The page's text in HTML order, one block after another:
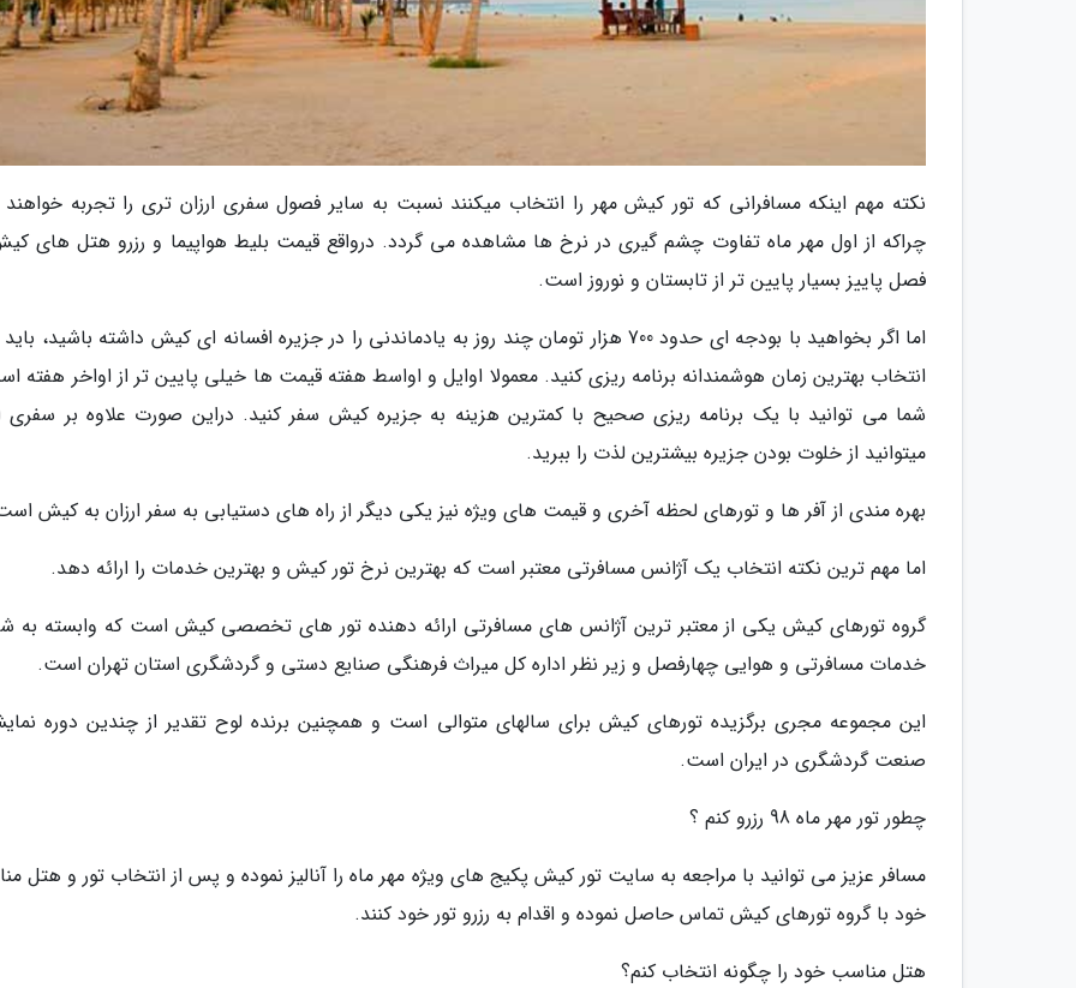
نکته مهم اینکه مسافرانی که تور کیش مهر را انتخاب میکنند نسبت به سایر فصول سفری ارزان تری را تجربه
چراکه از اول مهر ماه تفاوت چشم گیری در نرخ ها مشاهده می گردد. درواقع قیمت بلیط هواپیما و رزرو هتل های
فصل پاییز بسیار پایین تر از تابستان و نوروز است.
اما اگر بخواهید با بودجه ای حدود 700 هزار تومان چند روز به یادماندنی را در جزیره افسانه ای کیش داشته باشید،
انتخاب بهترین زمان هوشمندانه برنامه ریزی کنید. معمولا اوایل و اواسط هفته قیمت ها خیلی پایین تر از اواخر هفته
شما می توانید با یک برنامه ریزی صحیح با کمترین هزینه به جزیره کیش سفر کنید. دراین صورت علاوه بر سفری
میتوانید از خلوت بودن جزیره بیشترین لذت را ببرید.
بهره مندی از آفر ها و تورهای لحظه آخری و قیمت های ویژه نیز یکی دیگر از راه های دستیابی به سفر ارزان به کیش
اما مهم ترین نکته انتخاب یک آژانس مسافرتی معتبر است که بهترین نرخ تور کیش و بهترین خدمات را ارائه دهد.
گروه تورهای کیش یکی از معتبر ترین آژانس های مسافرتی ارائه دهنده تور های تخصصی کیش است که وابسته به
خدمات مسافرتی و هوایی چهارفصل و زیر نظر اداره کل میراث فرهنگی صنایع دستی و گردشگری استان تهران است.
این مجموعه مجری برگزیده تورهای کیش برای سالهای متوالی است و همچنین برنده لوح تقدیر از چندین دوره
صنعت گردشگری در ایران است.
چطور تور مهر ماه 98 رزرو کنم ؟
مسافر عزیز می توانید با مراجعه به سایت تور کیش پکیج های ویژه مهر ماه را آنالیز نموده و پس از انتخاب تور و هتل
خود با گروه تورهای کیش تماس حاصل نموده و اقدام به رزرو تور خود کنند.
هتل مناسب خود را چگونه انتخاب کنم؟